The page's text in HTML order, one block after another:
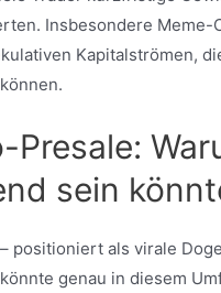
Insbesondere
Kapitalströmen,
sein
positioniert als virale
genau in diesem